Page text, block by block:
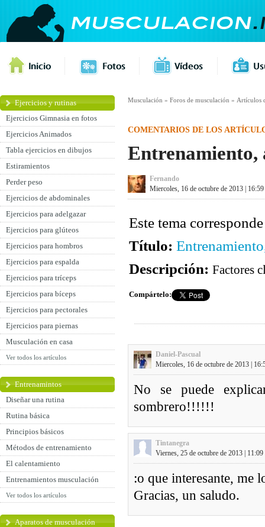
Ejercicios y rutinas
Ejercicios Gimnasia en fotos
Ejercicios Animados
Tabla ejercicios en dibujos
Estiramientos
Perder peso
Ejercicios de abdominales
Ejercicios para adelgazar
Ejercicios para glúteos
Ejercicios para hombros
Ejercicios para espalda
Ejercicios para tríceps
Ejercicios para bíceps
Ejercicios para pectorales
Ejercicios para piernas
Musculación en casa
Ver todos los artículos
Entrenamintos
Diseñar una rutina
Rutina básica
Principios básicos
Métodos de entrenamiento
El calentamiento
Entrenamientos musculación
Ver todos los artículos
Aparatos de musculación
Musculación » Foros de musculación » Artículos
COMENTARIOS DE LOS
Entrenamiento,
Fernando
Miercoles, 16 de octubre de 2013 | 16:59
Este tema
Título:
Descripción: Factores
Compártelo:
Daniel-Pascual
Miercoles, 16 de octubre de 2013 |
No se puede
sombrero!!!!!!
Tintanegra
Viernes, 25 de octubre de 2013 | 11:09
:o que interesante, me
Gracias, un saludo.